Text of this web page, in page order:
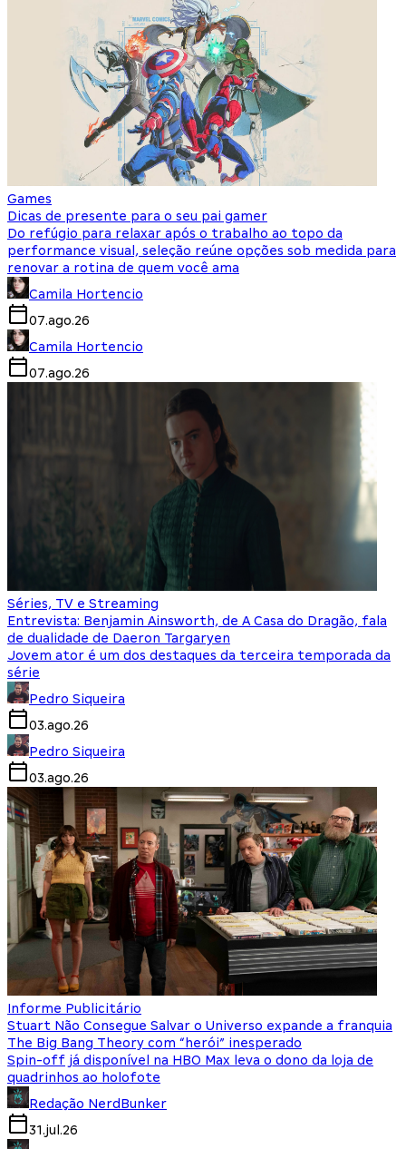
Games
Dicas de presente para o seu pai gamer
Do refúgio para relaxar após o trabalho ao topo da
performance visual, seleção reúne opções sob medida para
renovar a rotina de quem você ama
Camila Hortencio
07.ago.26
Camila Hortencio
07.ago.26
Séries, TV e Streaming
Entrevista: Benjamin Ainsworth, de A Casa do Dragão, fala
de dualidade de Daeron Targaryen
Jovem ator é um dos destaques da terceira temporada da
série
Pedro Siqueira
03.ago.26
Pedro Siqueira
03.ago.26
Informe Publicitário
Stuart Não Consegue Salvar o Universo expande a franquia
The Big Bang Theory com “herói” inesperado
Spin-off já disponível na HBO Max leva o dono da loja de
quadrinhos ao holofote
Redação NerdBunker
31.jul.26